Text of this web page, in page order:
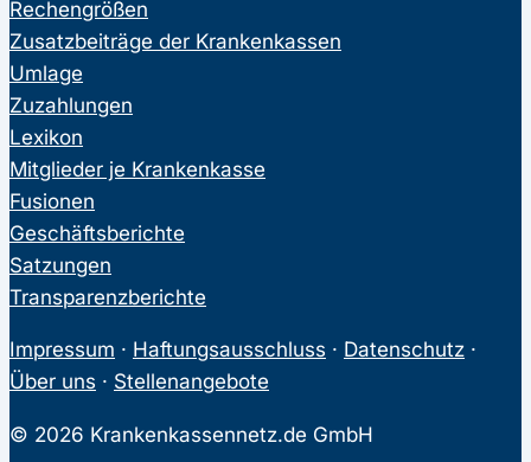
Rechengrößen
Zusatzbeiträge der Krankenkassen
Umlage
Zuzahlungen
Lexikon
Mitglieder je Krankenkasse
Fusionen
Geschäftsberichte
Satzungen
Transparenzberichte
Impressum · Haftungsausschluss · Datenschutz ·
Über uns · Stellenangebote
© 2026 Krankenkassennetz.de GmbH